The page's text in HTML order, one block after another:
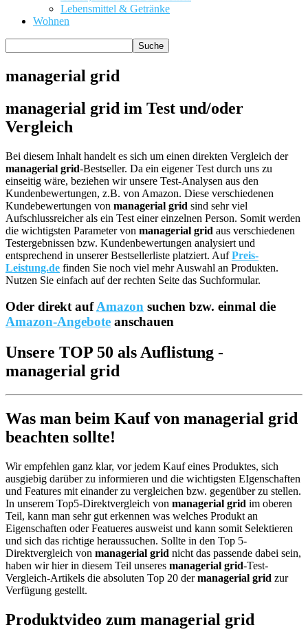
Lebensmittel & Getränke
Wohnen
managerial grid
managerial grid im Test und/oder
Vergleich
Bei diesem Inhalt handelt es sich um einen direkten Vergleich der
managerial grid-Bestseller. Da ein eigener Test durch uns zu
einseitig wäre, beziehen wir unsere Test-Analysen aus den
Kundenbewertungen, z.B. von Amazon. Diese verschiedenen
Kundebewertungen von managerial grid sind sehr viel
Aufschlussreicher als ein Test einer einzelnen Person. Somit werden
die wichtigsten Parameter von managerial grid aus verschiedenen
Testergebnissen bzw. Kundenbewertungen analysiert und
entsprechend in unserer Bestsellerliste platziert. AufPreis-
Leistung.de finden Sie noch viel mehr Auswahl an Produkten.
Nutzen Sie einfach auf der rechten Seite das Suchformular.
Oder direkt aufAmazon suchen bzw. einmal die
Amazon-Angebote anschauen
Unsere TOP 50 als Auflistung -
managerial grid
Was man beim Kauf von managerial grid
beachten sollte!
Wir empfehlen ganz klar, vor jedem Kauf eines Produktes, sich
ausgiebig darüber zu informieren und die wichtigsten EIgenschaften
und Features mit einander zu vergleichen bzw. gegenüber zu stellen.
In unserem Top5-Direktvergleich von managerial grid im oberen
Teil, kann man sehr gut erkennen was welches Produkt an
Eigenschaften oder Featueres ausweist und kann somit Selektieren
und sich das richtige heraussuchen. Sollte in den Top 5-
Direktvergleich von managerial grid nicht das passende dabei sein,
haben wir hier in diesem Teil unseres managerial grid-Test-
Vergleich-Artikels die absoluten Top 20 dermanagerial grid zur
Verfügung gestellt.
Produktvideo zum managerial grid